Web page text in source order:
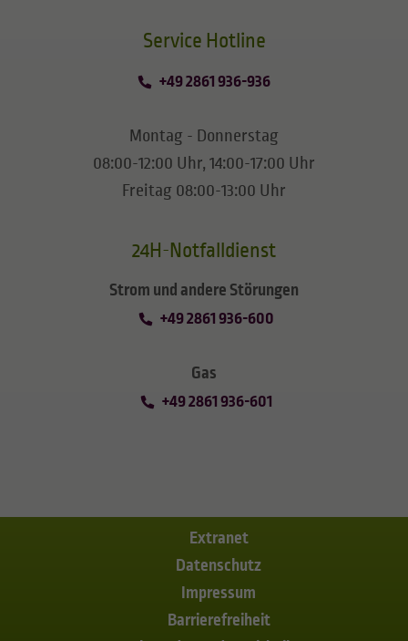
​​​​​​​Service Hotline
+49 2861 936-936
Montag - Donnerstag
08:00-12:00 Uhr, 14:00-17:00 Uhr
Freitag 08:00-13:00 Uhr
24H-Notfalldienst
Strom und andere Störungen
+49 2861 936-600
Gas
+49 2861 936-601
Extranet
Datenschutz
Impressum
Barrierefreiheit